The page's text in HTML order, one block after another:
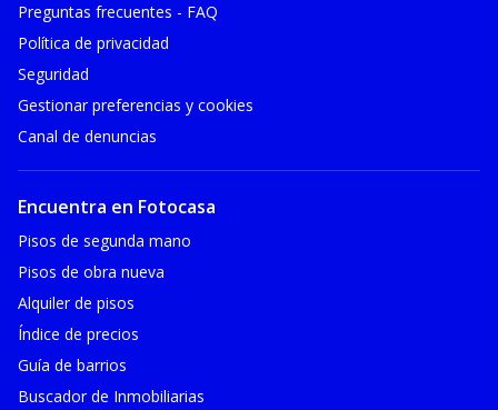
Preguntas frecuentes - FAQ
Política de privacidad
Seguridad
Gestionar preferencias y cookies
Canal de denuncias
Encuentra en Fotocasa
Pisos de segunda mano
Pisos de obra nueva
Alquiler de pisos
Índice de precios
Guía de barrios
Buscador de Inmobiliarias